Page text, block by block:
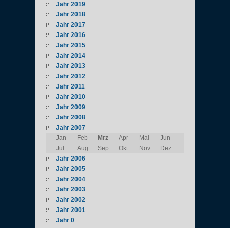
Jahr 2019
Jahr 2018
Jahr 2017
Jahr 2016
Jahr 2015
Jahr 2014
Jahr 2013
Jahr 2012
Jahr 2011
Jahr 2010
Jahr 2009
Jahr 2008
Jahr 2007
Jan
Feb Mrz Apr Mai
Jun
Jul
Aug Sep Okt Nov
Dez
Jahr 2006
Jahr 2005
Jahr 2004
Jahr 2003
Jahr 2002
Jahr 2001
Jahr 0